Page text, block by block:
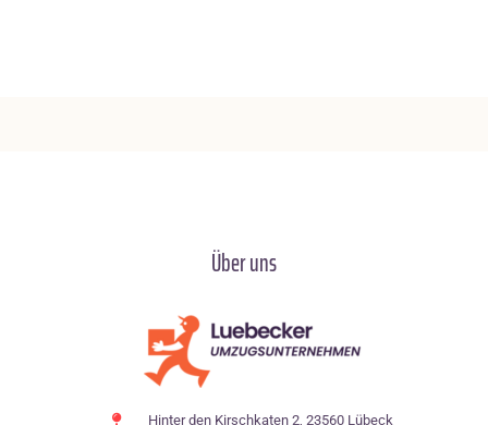
Über uns
Hinter den Kirschkaten 2, 23560 Lübeck